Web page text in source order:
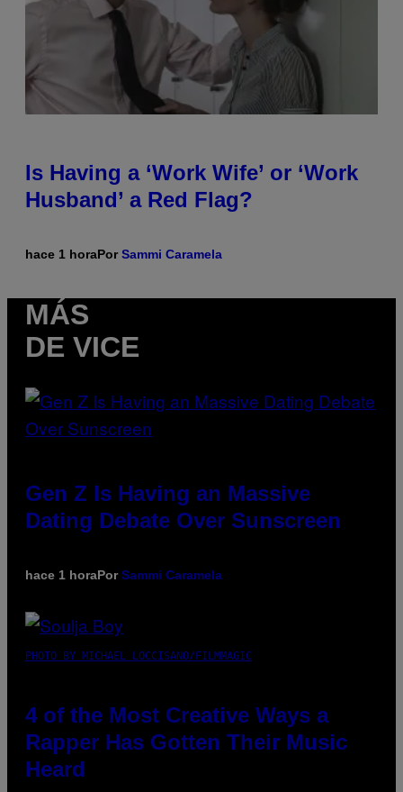
Is Having a ‘Work Wife’ or ‘Work
Husband’ a Red Flag?
hace 1 horaPorSammi Caramela
MÁS
DE VICE
Gen Z Is Having an Massive
Dating Debate Over Sunscreen
hace 1 horaPorSammi Caramela
PHOTO BY MICHAEL LOCCISANO/FILMMAGIC
4 of the Most Creative Ways a
Rapper Has Gotten Their Music
Heard